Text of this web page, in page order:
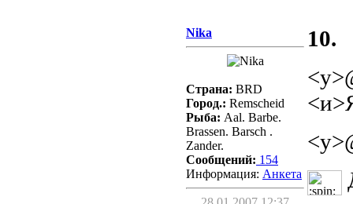
Nika
Страна: BRD
Город.: Remscheid
Рыба: Aal. Barbe.
Brassen. Barsch .
Zander.
Сообщений: 154
Информация: Aнкета
10.